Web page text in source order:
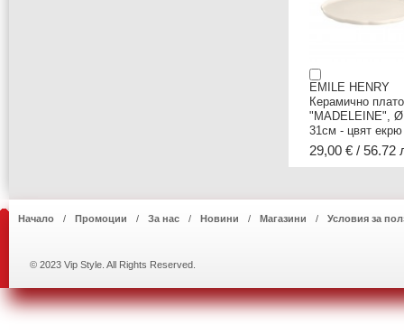
EMILE HENRY
Керамично плато
"MADELEINE", Ø
31см - цвят екрю
29,00 € / 56.72
Начало Промоции За нас Новини Магазини Условия за
© 2023 Vip Style. All Rights Reserved.